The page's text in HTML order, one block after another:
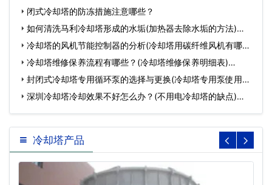
… 闭式冷却塔的防冻措施注意哪些？
如何清洗马利冷却塔形成的水垢(加热器去除水垢的方法)…
冷却塔的风机节能控制器的分析(冷却塔用碳纤维风机有哪方
面…冷却塔维修保养流程有哪些？(冷却塔维修保养明细表)…
封闭式冷却塔专用循环泵的选择与更换(冷却塔专用泵使用说
明…深圳冷却塔冷却效果不好怎么办？(不用电冷却塔的缺点)…
冷却塔产品